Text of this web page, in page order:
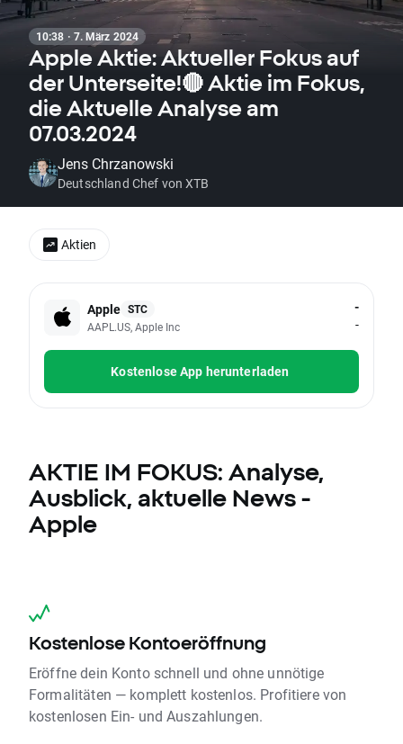
10:38 · 7. März 2024
Apple Aktie: Aktueller Fokus auf
der Unterseite!🔴 Aktie im Fokus,
die Aktuelle Analyse am
07.03.2024
Jens Chrzanowski
Deutschland Chef von XTB
Apple STC
AAPL.US, Apple Inc
-
-
Kostenlose App herunterladen
AKTIE IM FOKUS: Analyse,
Ausblick, aktuelle News -
Apple
Kostenlose Kontoeröffnung
Eröffne dein Konto schnell und ohne unnötige
Formalitäten — komplett kostenlos. Profitiere von
kostenlosen Ein- und Auszahlungen.
Aktien